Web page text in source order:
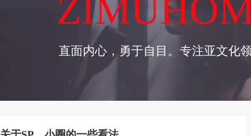
直面内心，勇于自目。专注亚文化领